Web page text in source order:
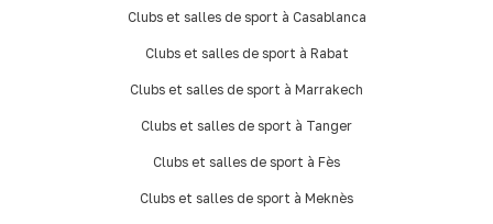
Clubs et salles de sport à Casablanca
Clubs et salles de sport à Rabat
Clubs et salles de sport à Marrakech
Clubs et salles de sport à Tanger
Clubs et salles de sport à Fès
Clubs et salles de sport à Meknès